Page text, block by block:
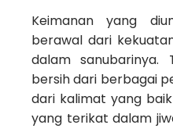
Keimanan yang
berawal dari
dalam
bersih dari berbagai
dari kalimat yang
yang terikat dalam